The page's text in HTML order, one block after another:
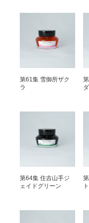
第61集 雪御所ザク
ラ
第64集 住吉山手ジ
ェイドグリーン